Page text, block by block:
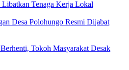
Tenaga Kerja Lokal
Desa Polohungo Resmi Dijabat
Tokoh Masyarakat Desak